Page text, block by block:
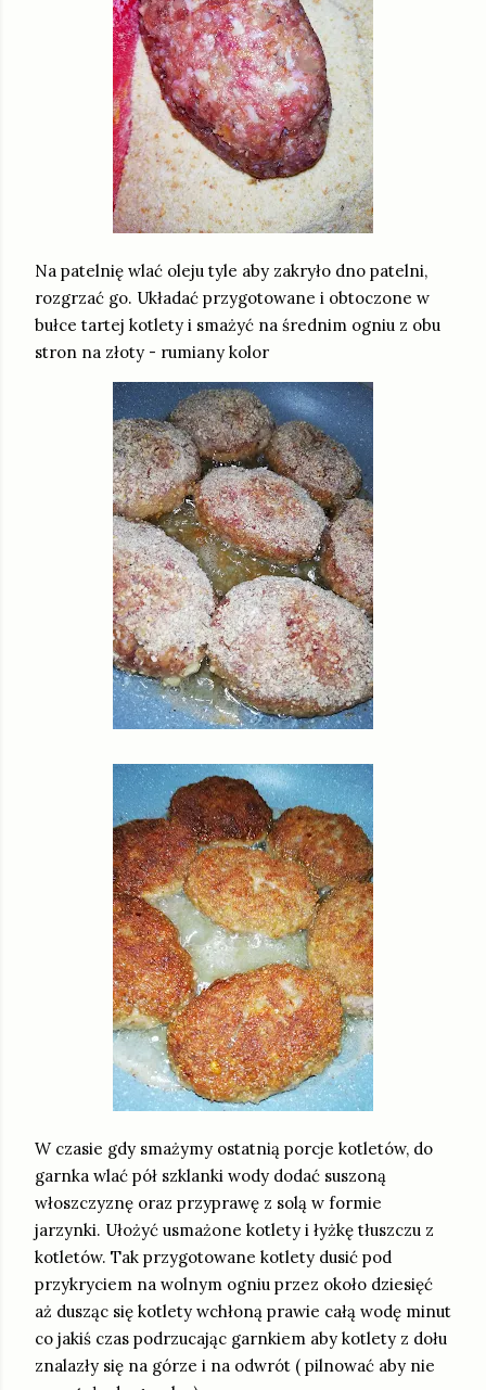
Na patelnię wlać oleju tyle aby zakryło dno patelni,
rozgrzać go. Układać przygotowane i obtoczone w
bułce tartej kotlety i smażyć na średnim ogniu z obu
stron na złoty - rumiany kolor
W czasie gdy smażymy ostatnią porcje kotletów, do
garnka wlać pół szklanki wody dodać suszoną
włoszczyznę oraz przyprawę z solą w formie
jarzynki. Ułożyć usmażone kotlety i łyżkę tłuszczu z
kotletów. Tak przygotowane kotlety dusić pod
przykryciem na wolnym ogniu przez około dziesięć
aż dusząc się kotlety wchłoną prawie całą wodę minut
co jakiś czas podrzucając garnkiem aby kotlety z dołu
znalazły się na górze i na odwrót ( pilnować aby nie